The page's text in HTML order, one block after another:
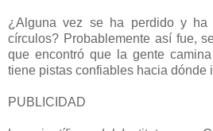
¿Alguna vez se ha perdido y ha
círculos? Probablemente así fue,
que encontró que la gente
tiene pistas confiables hacia dónde
PUBLICIDAD